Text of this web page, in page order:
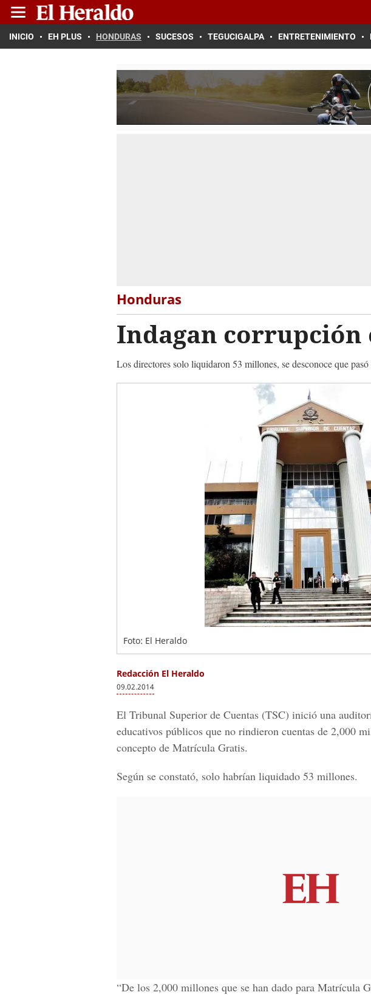
INICIO EH PLUS HONDURAS SUCESOS TEGUCIGALPA ENTRETENIMIENTO
Honduras
Indagan
Los directores solo liquidaron 53 millones, se desconoce que
Foto: El Heraldo
Redacción El Heraldo
09.02.2014
El Tribunal Superior de Cuentas (TSC) inició una
educativos públicos que no rindieron cuentas de 2,000
concepto de Matrícula Gratis.
Según se constató, solo habrían liquidado 53 millones.
“De los 2,000 millones que se han dado para Matrícula